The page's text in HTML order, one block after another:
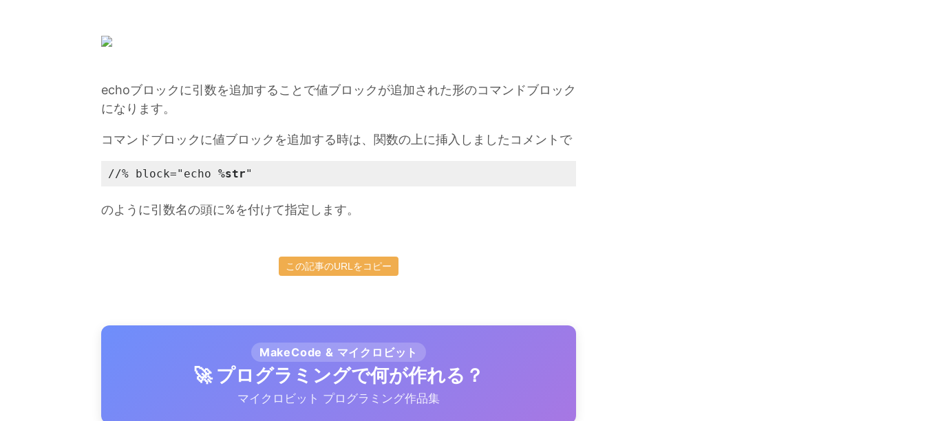
echoブロックに引数を追加することで値ブロックが追加された形のコマンドブロック
になります。
コマンドブロックに値ブロックを追加する時は、関数の上に挿入しましたコメントで
//% block="echo %str"
のように引数名の頭に%を付けて指定します。
この記事のURLをコピー
MakeCode & マイクロビット
🚀 プログラミングで何が作れる？
マイクロビット プログラミング作品集